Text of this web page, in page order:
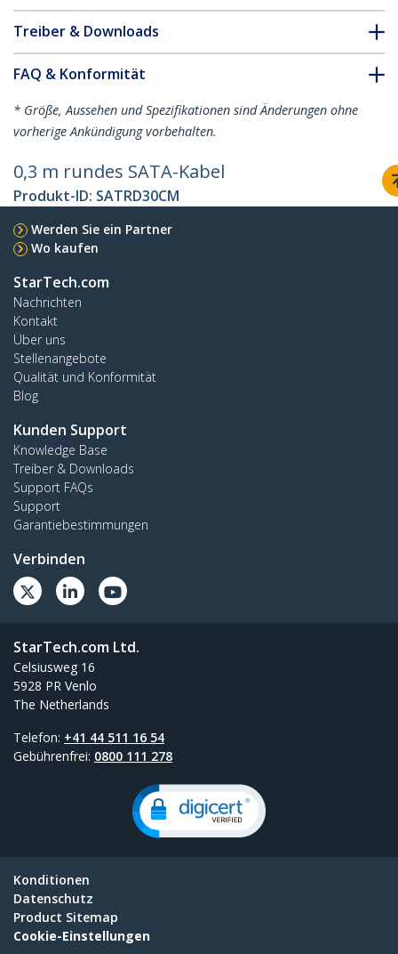
Treiber & Downloads
FAQ & Konformität
* Größe, Aussehen und Spezifikationen sind Änderungen ohne
vorherige Ankündigung vorbehalten.
0,3 m rundes SATA-Kabel
Produkt-ID: SATRD30CM
Werden Sie ein Partner
Wo kaufen
StarTech.com
Nachrichten
Kontakt
Über uns
Stellenangebote
Qualität und Konformität
Blog
Kunden Support
Knowledge Base
Treiber & Downloads
Support FAQs
Support
Garantiebestimmungen
Verbinden
StarTech.com Ltd.
Celsiusweg 16
5928 PR Venlo
The Netherlands
Telefon: +41 44 511 16 54
Gebührenfrei: 0800 111 278
Konditionen
Datenschutz
Product Sitemap
Cookie-Einstellungen